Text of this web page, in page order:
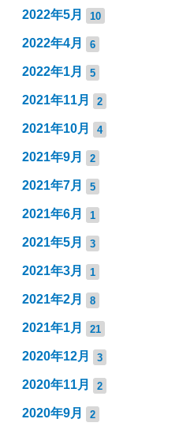
2022年5月 10
2022年4月 6
2022年1月 5
2021年11月 2
2021年10月 4
2021年9月 2
2021年7月 5
2021年6月 1
2021年5月 3
2021年3月 1
2021年2月 8
2021年1月 21
2020年12月 3
2020年11月 2
2020年9月 2